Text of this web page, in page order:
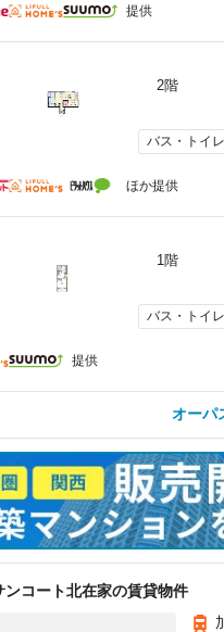
提供
2階
バス・トイ
ほか提供
1階
バス・トイ
提供
オーパ
ンコート北在家の賃貸物件